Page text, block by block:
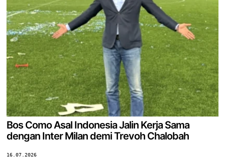
Bos Como Asal Indonesia Jalin Kerja Sama
dengan Inter Milan demi Trevoh Chalobah
16.07.2026